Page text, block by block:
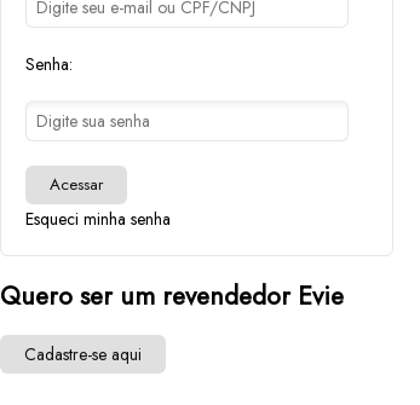
Senha:
Acessar
Esqueci minha senha
Quero ser um revendedor Evie
Cadastre-se aqui